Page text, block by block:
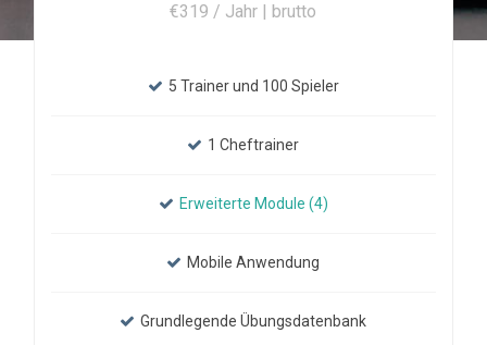
€319 / Jahr | brutto
5 Trainer und 100 Spieler
1 Cheftrainer
Erweiterte Module (4)
Mobile Anwendung
Grundlegende Übungsdatenbank